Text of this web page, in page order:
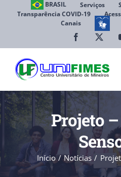
BRASIL Serviços
Transparência COVID-19
Canais
Facebook
Projeto
Início Notícias